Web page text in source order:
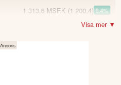
1 313,6 MSEK (1 200,4) 9.4%
(61,3) -12.2%
Visa mer ▼